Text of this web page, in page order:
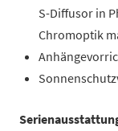
S-Diffusor in
Chromoptik